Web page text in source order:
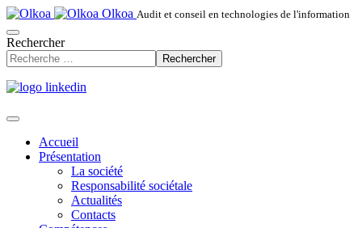
Olkoa Audit et conseil en technologies de l'information
Rechercher
Rechercher
Accueil
Présentation
La société
Responsabilité sociétale
Actualités
Contacts